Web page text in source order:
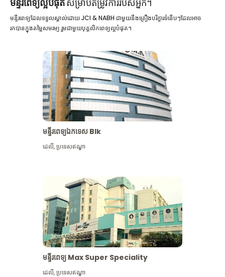
មន្ទីរពេទ្យល្អបំផុតសម្រាប់តម្រូវការរបស់អ្នក។
មន្ទីរពេទ្យដែលទទួលស្គាល់ដោយ JCI & NABH ជាមួយនឹងគ្រឿងបរិក្ខារទំនើបៗដែលអាច
រកបានក្នុងតម្លៃសមរម្យ រួមជាមួយបុគ្គលិកពេទ្យល្អបំផុត។
មន្ទីរពេទ្យឯកទេស Blk
ដេលី,ប្រទេសឥណ្ឌា
មន្ទីរពេទ្យ Max Super Speciality
ដេលី,ប្រទេសឥណ្ឌា